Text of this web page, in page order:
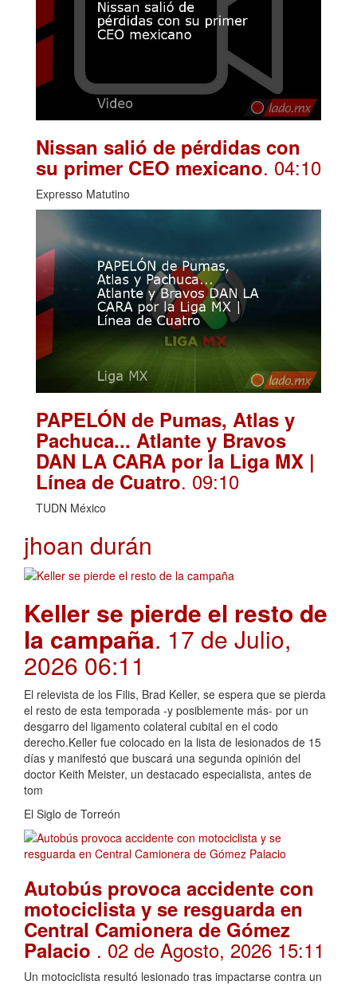
Nissan salió de pérdidas con
su primer CEO mexicano. 04:10
Expresso Matutino
PAPELÓN de Pumas, Atlas y
Pachuca... Atlante y Bravos
DAN LA CARA por la Liga MX |
Línea de Cuatro. 09:10
TUDN México
jhoan durán
Keller se pierde el resto de
la campaña. 17 de Julio,
2026 06:11
El relevista de los Filis, Brad Keller, se espera que se pierda
el resto de esta temporada -y posiblemente más- por un
desgarro del ligamento colateral cubital en el codo
derecho.Keller fue colocado en la lista de lesionados de 15
días y manifestó que buscará una segunda opinión del
doctor Keith Meister, un destacado especialista, antes de
tom
El Siglo de Torreón
Autobús provoca accidente con
motociclista y se resguarda en
Central Camionera de Gómez
Palacio . 02 de Agosto, 2026 15:11
Un motociclista resultó lesionado tras impactarse contra un